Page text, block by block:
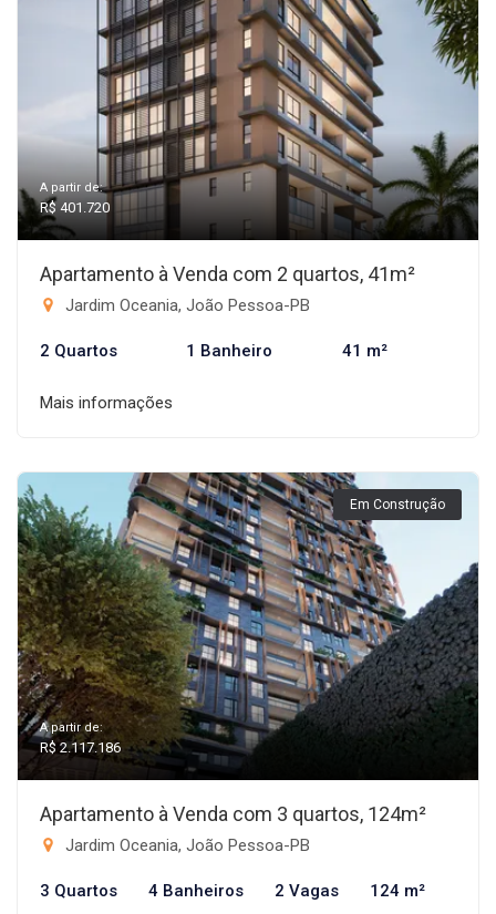
A partir de:
R$ 401.720
Apartamento à Venda com 2 quartos, 41m²
Jardim Oceania, João Pessoa-PB
2 Quartos 1 Banheiro 41 m²
Mais informações
Em Construção
A partir de:
R$ 2.117.186
Apartamento à Venda com 3 quartos, 124m²
Jardim Oceania, João Pessoa-PB
3 Quartos 4 Banheiros 2 Vagas 124 m²